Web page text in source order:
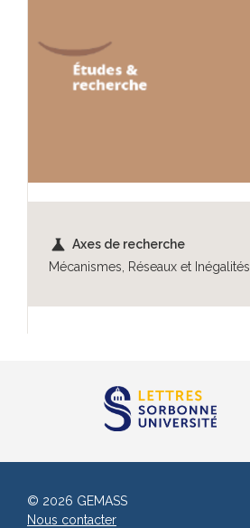
science Axes de recherche
Mécanismes, Réseaux et Inégalités
© 2026 GEMASS
Nous contacter